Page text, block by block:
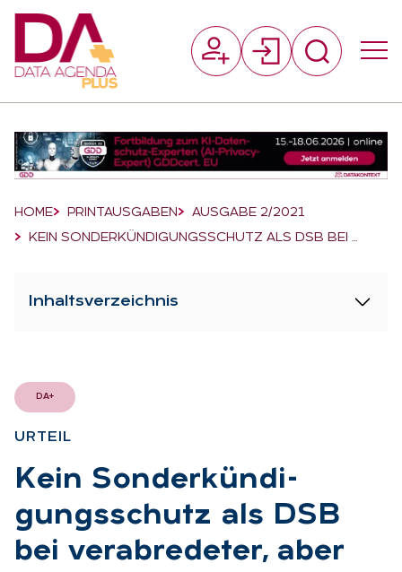
Breadcrumb-Navigation
HOME PRINTAUSGABEN
AUSGABE 2/2021
KEIN SONDERKÜNDIGUNGSSCHUTZ ALS DSB BEI …
Inhaltsverzeichnis
DA+
UR­TEIL
:Kein Son­der­kün­di­
gungs­schutz als DSB
bei ver­ab­re­de­ter, aber